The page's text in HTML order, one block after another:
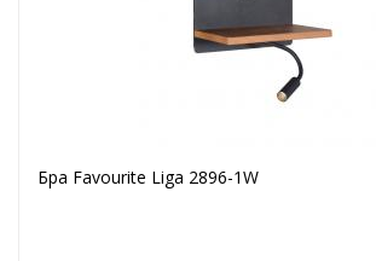
Бра Favourite Liga 2896-1W